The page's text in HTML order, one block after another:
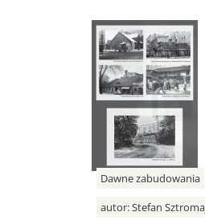
Dawne zabudowania
autor:Stefan